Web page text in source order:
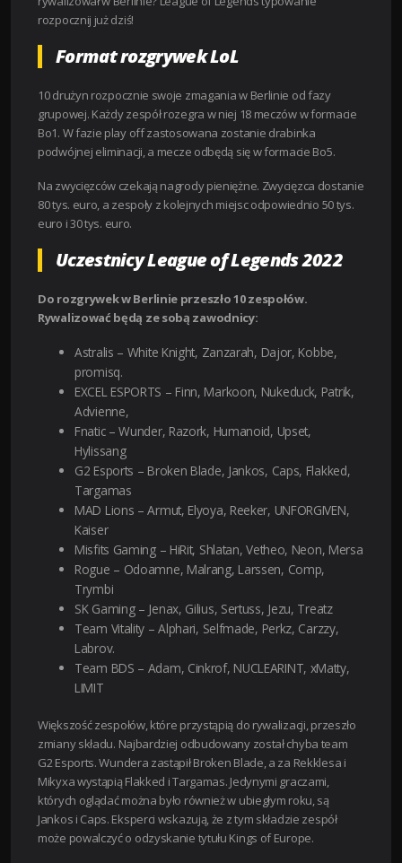
rozpocznij już dziś!
Format rozgrywek LoL
10 drużyn rozpocznie swoje zmagania w Berlinie od fazy
grupowej. Każdy zespół rozegra w niej 18 meczów w formacie
Bo1. W fazie play off zastosowana zostanie drabinka
podwójnej eliminacji, a mecze odbędą się w formacie Bo5.
Na zwycięzców czekają nagrody pieniężne. Zwycięzca dostanie
80 tys. euro, a zespoły z kolejnych miejsc odpowiednio 50 tys.
euro i 30 tys. euro.
Uczestnicy League of Legends 2022
Do rozgrywek w Berlinie przeszło 10 zespołów.
Rywalizować będą ze sobą zawodnicy:
Astralis – White Knight, Zanzarah, Dajor, Kobbe,
promisq.
EXCEL ESPORTS – Finn, Markoon, Nukeduck, Patrik,
Advienne,
Fnatic – Wunder, Razork, Humanoid, Upset,
Hylissang
G2 Esports – Broken Blade, Jankos, Caps, Flakked,
Targamas
MAD Lions – Armut, Elyoya, Reeker, UNFORGIVEN,
Kaiser
Misfits Gaming – HiRit, Shlatan, Vetheo, Neon, Mersa
Rogue – Odoamne, Malrang, Larssen, Comp,
Trymbi
SK Gaming – Jenax, Gilius, Sertuss, Jezu, Treatz
Team Vitality – Alphari, Selfmade, Perkz, Carzzy,
Labrov.
Team BDS – Adam, Cinkrof, NUCLEARINT, xMatty,
LIMIT
Większość zespołów, które przystąpią do rywalizacji, przeszło
zmiany składu. Najbardziej odbudowany został chyba team
G2 Esports. Wundera zastąpił Broken Blade, a za Rekklesa i
Mikyxa wystąpią Flakked i Targamas. Jedynymi graczami,
których oglądać można było również w ubiegłym roku, są
Jankos i Caps. Eksperci wskazują, że z tym składzie zespół
może powalczyć o odzyskanie tytułu Kings of Europe.